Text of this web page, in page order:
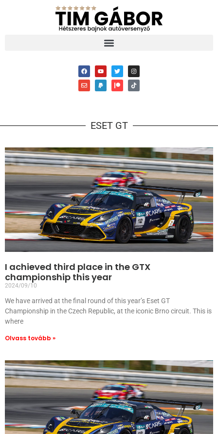
ESET GT
I achieved third place in the GTX
championship this year
2024/09/10
We have arrived at the final round of this year’s Eset GT
Championship in the Czech Republic, at the iconic Brno circuit. This is
where
Olvass tovább »